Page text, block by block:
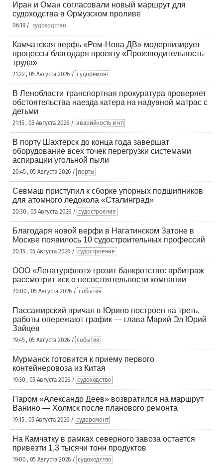
Иран и Оман согласовали новый маршрут для
судоходства в Ормузском проливе
06:19 / судоходство
Камчатская верфь «Рем-Нова ДВ» модернизирует
процессы благодаря проекту «Производительность
труда»
21:22 , 05 Августа 2026 / судоремонт
В Ленобласти транспортная прокуратура проверяет
обстоятельства наезда катера на надувной матрас с
детьми
21:15 , 05 Августа 2026 / аварийность и чп
В порту Шахтерск до конца года завершат
оборудование всех точек перегрузки системами
аспирации угольной пыли
20:45 , 05 Августа 2026 / порты
Севмаш приступил к сборке упорных подшипников
для атомного ледокола «Сталинград»
20:30 , 05 Августа 2026 / судостроение
Благодаря новой верфи в Нагатинском Затоне в
Москве появилось 10 судостроительных профессий
20:15 , 05 Августа 2026 / судостроение
ООО «Ленатурфлот» грозит банкротство: арбитраж
рассмотрит иск о несостоятельности компании
20:00 , 05 Августа 2026 / события
Пассажирский причал в Юрино построен на треть,
работы опережают график — глава Марий Эл Юрий
Зайцев
19:45 , 05 Августа 2026 / события
Мурманск готовится к приему первого
контейнеровоза из Китая
19:30 , 05 Августа 2026 / судоходство
Паром «Александр Деев» возвратился на маршрут
Ванино — Холмск после планового ремонта
19:15 , 05 Августа 2026 / судоремонт
На Камчатку в рамках северного завоза остается
привезти 1,3 тысячи тонн продуктов
19:00 , 05 Августа 2026 / судоходство